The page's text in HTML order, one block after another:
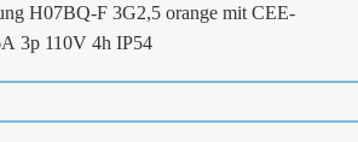
H07BQ-F 3G2,5 orange mit CEE-
3p 110V 4h IP54